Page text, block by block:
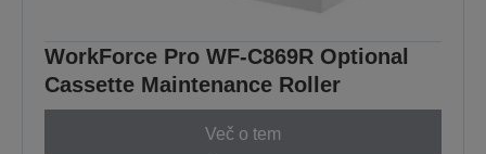
WorkForce Pro WF-C869R Optional
Cassette Maintenance Roller
Več o tem